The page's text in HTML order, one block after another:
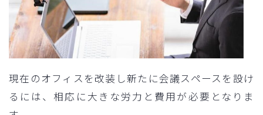
現在のオフィスを改装し新たに会議スペースを設け
るには、相応に大きな労力と費用が必要となりま